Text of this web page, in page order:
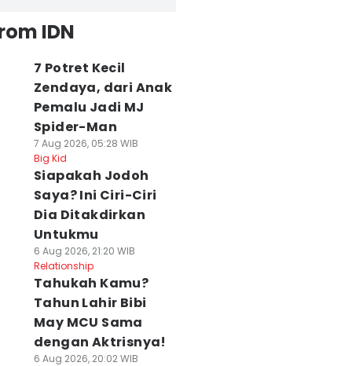
IDN
7 Potret Kecil
Zendaya, dari Anak
Pemalu Jadi MJ
Spider-Man
7 Aug 2026, 05:28 WIB
Big Kid
Siapakah Jodoh
Saya? Ini Ciri-Ciri
Dia Ditakdirkan
Untukmu
6 Aug 2026, 21:20 WIB
Relationship
Tahukah Kamu?
Tahun Lahir Bibi
May MCU Sama
dengan Aktrisnya!
6 Aug 2026, 20:02 WIB